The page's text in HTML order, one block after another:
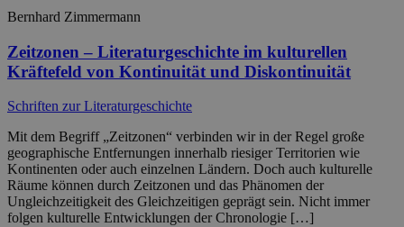
Bernhard Zimmermann
Zeitzonen – Literaturgeschichte im kulturellen
Kräftefeld von Kontinuität und Diskontinuität
Schriften zur Literaturgeschichte
Mit dem Begriff „Zeitzonen“ verbinden wir in der Regel große
geographische Entfernungen innerhalb riesiger Territorien wie
Kontinenten oder auch einzelnen Ländern. Doch auch kulturelle
Räume können durch Zeitzonen und das Phänomen der
Ungleichzeitigkeit des Gleichzeitigen geprägt sein. Nicht immer
folgen kulturelle Entwicklungen der Chronologie […]